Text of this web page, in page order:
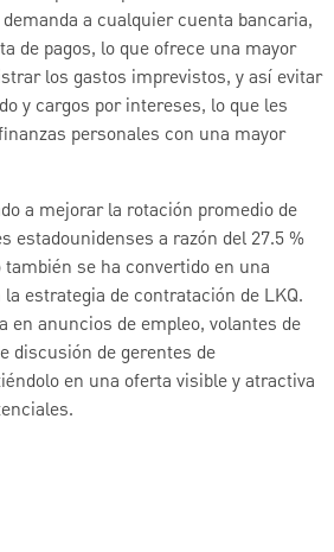
a cualquier cuenta bancaria,
de pagos, lo que ofrece una mayor
los gastos imprevistos, y así evitar
y cargos por intereses, lo que les
personales con una mayor
a mejorar la rotación promedio de
estadounidenses a razón del 27.5 %
se ha convertido en una
estrategia de contratación de LKQ.
en anuncios de empleo, volantes de
discusión de gerentes de
en una oferta visible y atractiva